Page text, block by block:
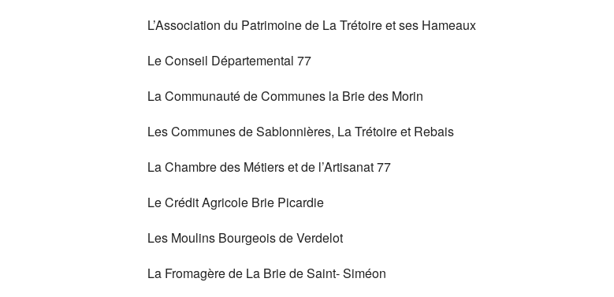
L’Association du Patrimoine de La Trétoire et ses Hameaux
Le Conseil Départemental 77
La Communauté de Communes la Brie des Morin
Les Communes de Sablonnières, La Trétoire et Rebais
La Chambre des Métiers et de l’Artisanat 77
Le Crédit Agricole Brie Picardie
Les Moulins Bourgeois de Verdelot
La Fromagère de La Brie de Saint- Siméon